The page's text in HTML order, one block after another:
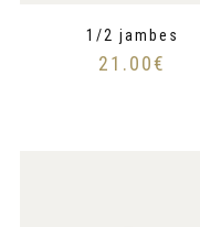
1/2 jambes
21.00€